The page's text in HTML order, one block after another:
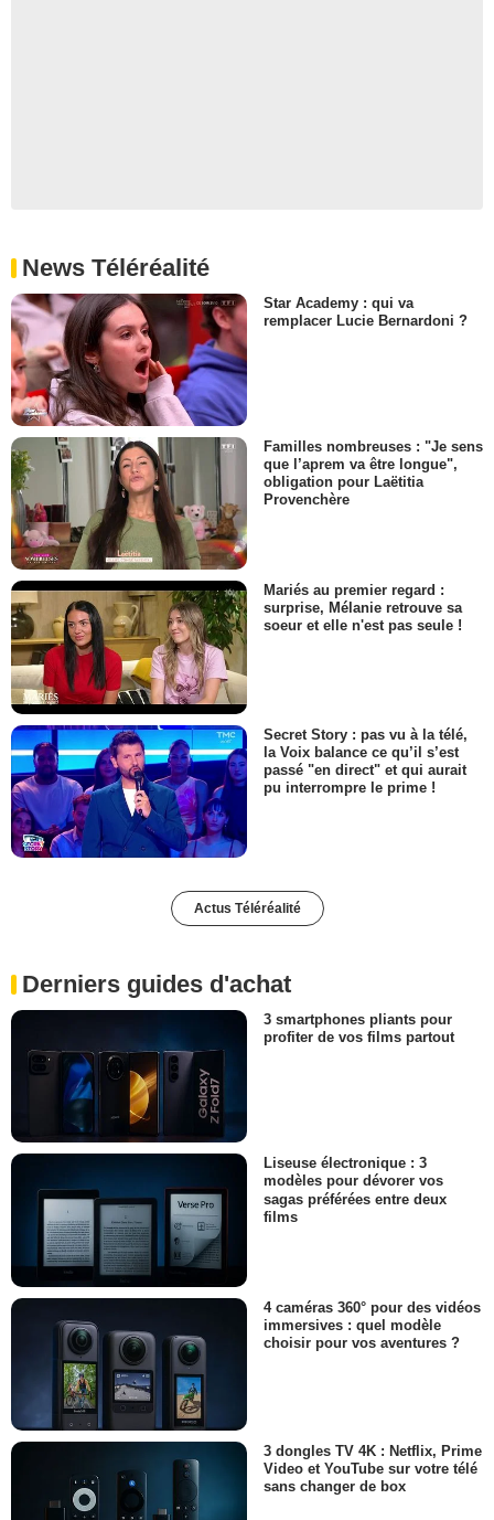
News Téléréalité
Star Academy : qui va
remplacer Lucie Bernardoni ?
Familles nombreuses : "Je sens
que l’aprem va être longue",
obligation pour Laëtitia
Provenchère
Mariés au premier regard :
surprise, Mélanie retrouve sa
soeur et elle n'est pas seule !
Secret Story : pas vu à la télé,
la Voix balance ce qu’il s’est
passé "en direct" et qui aurait
pu interrompre le prime !
Actus Téléréalité
Derniers guides d'achat
3 smartphones pliants pour
profiter de vos films partout
Liseuse électronique : 3
modèles pour dévorer vos
sagas préférées entre deux
films
4 caméras 360° pour des vidéos
immersives : quel modèle
choisir pour vos aventures ?
3 dongles TV 4K : Netflix, Prime
Video et YouTube sur votre télé
sans changer de box